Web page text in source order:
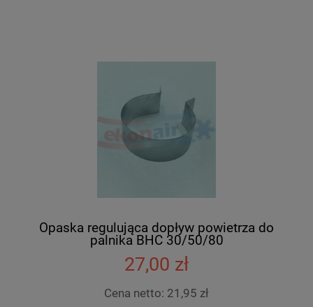
Opaska regulująca dopływ powietrza do
palnika BHC 30/50/80
27,00 zł
Cena netto: 21,95 zł